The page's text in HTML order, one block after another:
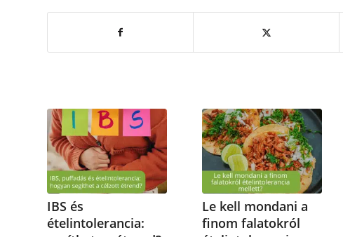
IBS és
ételintolerancia:
Le kell mondani a
finom falatokról